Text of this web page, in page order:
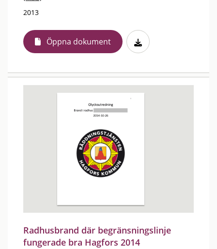
2013
Öppna dokument
Radhusbrand där begränsningslinje
fungerade bra Hagfors 2014